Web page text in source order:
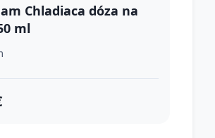
Chladiaca dóza na
ml